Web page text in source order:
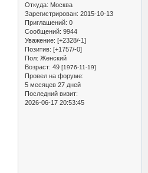
Откуда: Москва
Зарегистрирован: 2015-10-13
Приглашений: 0
Сообщений: 9944
Уважение: [+2328/-1]
Позитив: [+1757/-0]
Пол: Женский
Возраст: 49 [1976-11-19]
Провел на форуме:
5 месяцев 27 дней
Последний визит:
2026-06-17 20:53:45